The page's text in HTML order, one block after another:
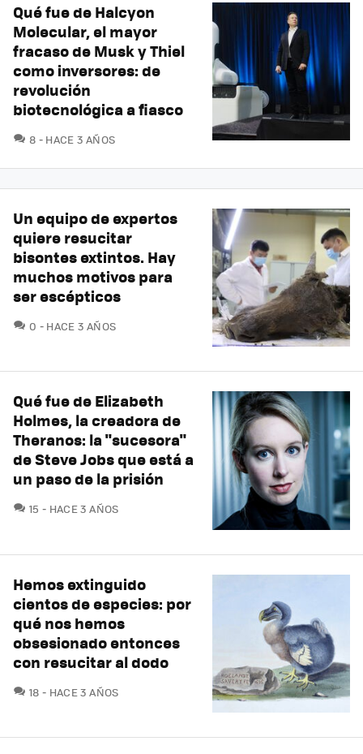
Qué fue de Halcyon
Molecular, el mayor
fracaso de Musk y Thiel
como inversores: de
revolución
biotecnológica a fiasco
8 COMENTARIOS
HACE 3 AÑOS
Un equipo de expertos
quiere resucitar
bisontes extintos. Hay
muchos motivos para
ser escépticos
0 COMENTARIOS
HACE 3 AÑOS
Qué fue de Elizabeth
Holmes, la creadora de
Theranos: la "sucesora"
de Steve Jobs que está a
un paso de la prisión
15 COMENTARIOS
HACE 3 AÑOS
Hemos extinguido
cientos de especies: por
qué nos hemos
obsesionado entonces
con resucitar al dodo
18 COMENTARIOS
HACE 3 AÑOS